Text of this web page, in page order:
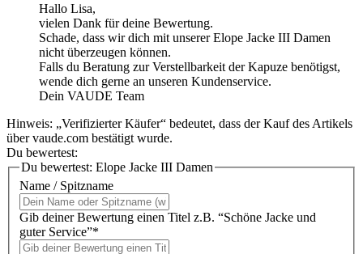
Hallo Lisa,
vielen Dank für deine Bewertung.
Schade, dass wir dich mit unserer Elope Jacke III Damen
nicht überzeugen können.
Falls du Beratung zur Verstellbarkeit der Kapuze benötigst,
wende dich gerne an unseren Kundenservice.
Dein VAUDE Team
Hinweis: „Verifizierter Käufer“ bedeutet, dass der Kauf des Artikels
über vaude.com bestätigt wurde.
Du bewertest:
Du bewertest: Elope Jacke III Damen
Name / Spitzname
Gib deiner Bewertung einen Titel z.B. “Schöne Jacke und
guter Service”*